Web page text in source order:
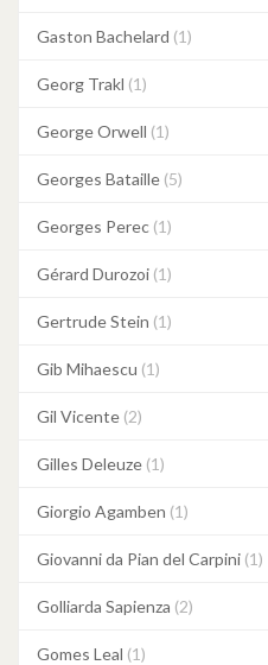
Gaston Bachelard (1)
Georg Trakl (1)
George Orwell (1)
Georges Bataille (5)
Georges Perec (1)
Gérard Durozoi (1)
Gertrude Stein (1)
Gib Mihaescu (1)
Gil Vicente (2)
Gilles Deleuze (1)
Giorgio Agamben (1)
Giovanni da Pian del Carpini (1)
Golliarda Sapienza (2)
Gomes Leal (1)